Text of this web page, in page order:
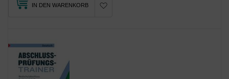
IN DEN WARENKORB